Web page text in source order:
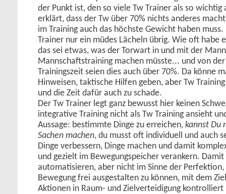
der Punkt ist, den so viele Tw Trainer als so wichtig
erklärt, dass der Tw über 70% nichts anderes
im Training auch das höchste Gewicht haben
Trainer nur ein müdes Lächeln übrig. Wie oft habe
das sei etwas, was der Torwart in und mit der
Mannschaftstraining machen müsste... und von
Trainingszeit seien dies auch über 70%. Da könne
Hinweisen, taktische Hilfen geben, aber Tw
und die Zeit dafür auch zu schade.
Der Tw Trainer legt ganz bewusst hier keinen
integrative Training nicht als Tw Training ansieht
Aussage: bestimmte Dinge zu erreichen, kannst Du
Sachen machen, du musst oft individuell und auch
Dinge verbessern, Dinge machen und damit
und gezielt im Bewegungspeicher verankern.
automatisieren, aber nicht im Sinne der Perfektion,
Bewegung frei ausgestalten zu können, mit dem
Aktionen in Raum- und Zielverteidigung kontrolliert